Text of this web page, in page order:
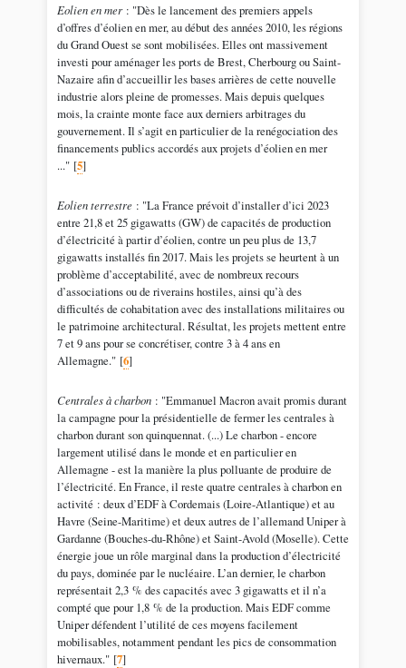
Eolien en mer: "Dès le lancement des premiers appels
d’offres d’éolien en mer, au début des années 2010, les régions
du Grand Ouest se sont mobilisées. Elles ont massivement
investi pour aménager les ports de Brest, Cherbourg ou Saint-
Nazaire afin d’accueillir les bases arrières de cette nouvelle
industrie alors pleine de promesses. Mais depuis quelques
mois, la crainte monte face aux derniers arbitrages du
gouvernement. Il s’agit en particulier de la renégociation des
financements publics accordés aux projets d’éolien en mer
..."[5]
Eolien terrestre: "La France prévoit d’installer d’ici 2023
entre 21,8 et 25 gigawatts (GW) de capacités de production
d’électricité à partir d’éolien, contre un peu plus de 13,7
gigawatts installés fin 2017. Mais les projets se heurtent à un
problème d’acceptabilité, avec de nombreux recours
d’associations ou de riverains hostiles, ainsi qu’à des
difficultés de cohabitation avec des installations militaires ou
le patrimoine architectural. Résultat, les projets mettent entre
7 et 9 ans pour se concrétiser, contre 3 à 4 ans en
Allemagne."[6]
Centrales à charbon: "Emmanuel Macron avait promis durant
la campagne pour la présidentielle de fermer les centrales à
charbon durant son quinquennat. (...) Le charbon - encore
largement utilisé dans le monde et en particulier en
Allemagne - est la manière la plus polluante de produire de
l’électricité. En France, il reste quatre centrales à charbon en
activité : deux d’EDF à Cordemais (Loire-Atlantique) et au
Havre (Seine-Maritime) et deux autres de l’allemand Uniper à
Gardanne (Bouches-du-Rhône) et Saint-Avold (Moselle). Cette
énergie joue un rôle marginal dans la production d’électricité
du pays, dominée par le nucléaire. L’an dernier, le charbon
représentait 2,3 % des capacités avec 3 gigawatts et il n’a
compté que pour 1,8 % de la production. Mais EDF comme
Uniper défendent l’utilité de ces moyens facilement
mobilisables, notamment pendant les pics de consommation
hivernaux."[7]